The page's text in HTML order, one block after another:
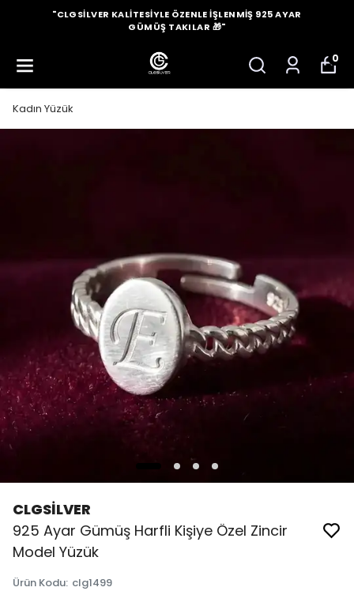
"CLGSILVER KALITESIYLE ÖZENLE İŞLENMIŞ 925 AYAR
GÜMÜŞ TAKILAR 🎁"
0
Kadın Yüzük
CLGSİLVER
925 Ayar Gümüş Harfli Kişiye Özel Zincir
Model Yüzük
Ürün Kodu: clg1499